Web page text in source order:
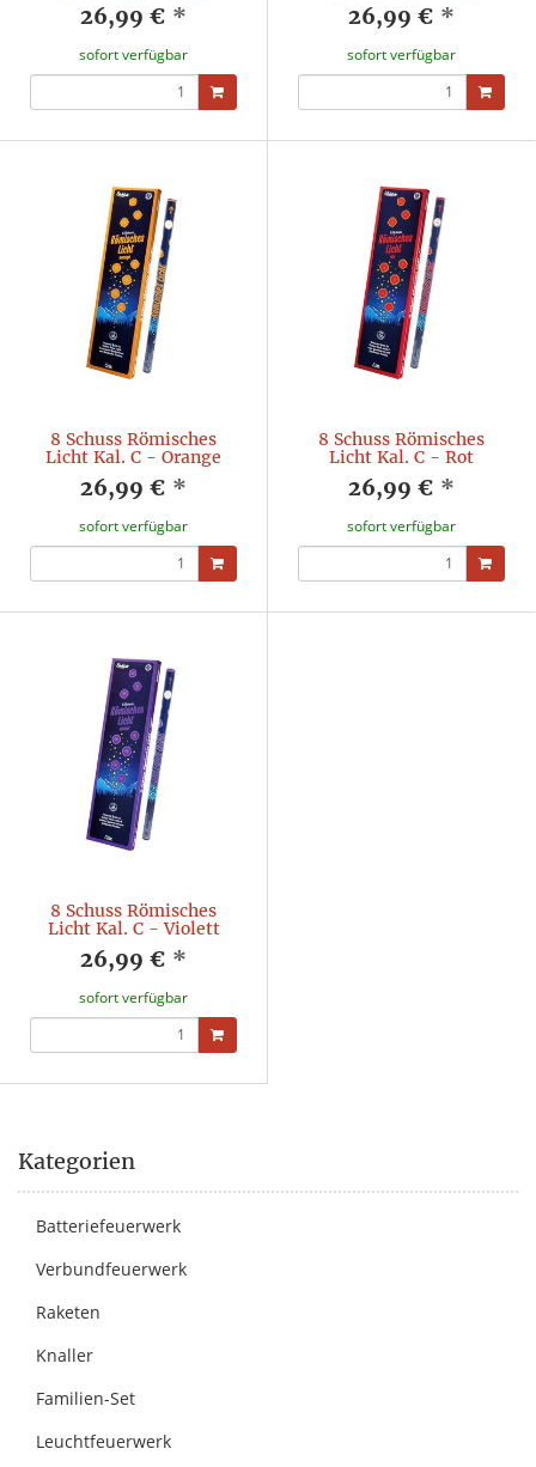
26,99 € *
sofort verfügbar
26,99 € *
sofort verfügbar
8 Schuss Römisches
Licht Kal. C - Orange
26,99 € *
sofort verfügbar
8 Schuss Römisches
Licht Kal. C - Rot
26,99 € *
sofort verfügbar
8 Schuss Römisches
Licht Kal. C - Violett
26,99 € *
sofort verfügbar
Kategorien
Batteriefeuerwerk
Verbundfeuerwerk
Raketen
Knaller
Familien-Set
Leuchtfeuerwerk